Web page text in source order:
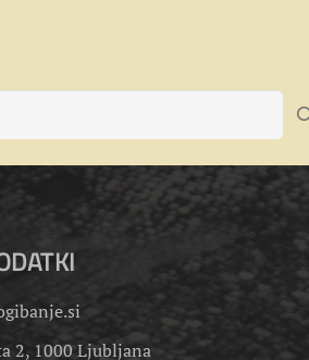
2, 1000 Ljubljana